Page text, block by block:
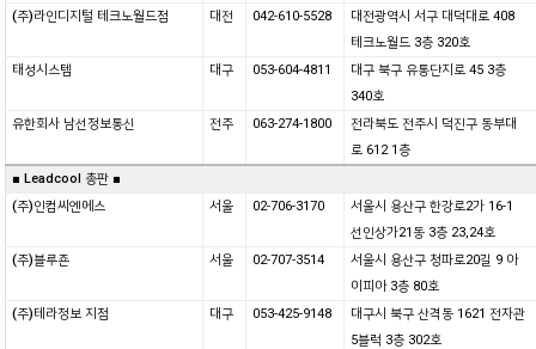
(주)라인디지털 테크노월드점
대전 042-610-5528
대전광역시 서구 대덕대로 408
테크노월드 3층 320호
태성시스템
대구 053-604-4811
대구 북구 유통단지로 45 3층
340호
유한회사 남선정보통신
전주 063-274-1800
전라북도 전주시 덕진구 동부대
로 612 1층
■ Leadcool 총판 ■
(주)인컴씨엔에스
서울 02-706-3170
서울시 용산구 한강로2가 16-1
선인상가21동 3층 23,24호
(주)블루죤
서울 02-707-3514
서울시 용산구 청파로20길 9 아
이피아 3층 80호
(주)테라정보 지점
대구 053-425-9148
대구시 북구 산격동 1621 전자관
5블럭 3층 302호